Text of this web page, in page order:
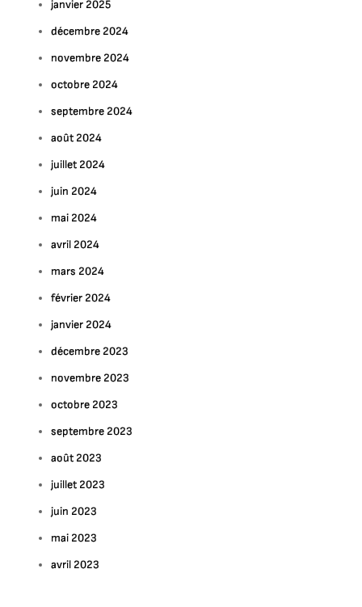
janvier 2025
décembre 2024
novembre 2024
octobre 2024
septembre 2024
août 2024
juillet 2024
juin 2024
mai 2024
avril 2024
mars 2024
février 2024
janvier 2024
décembre 2023
novembre 2023
octobre 2023
septembre 2023
août 2023
juillet 2023
juin 2023
mai 2023
avril 2023